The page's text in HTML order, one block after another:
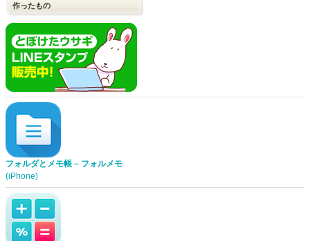
作ったもの
フォルダとメモ帳 – フォルメモ
(iPhone)